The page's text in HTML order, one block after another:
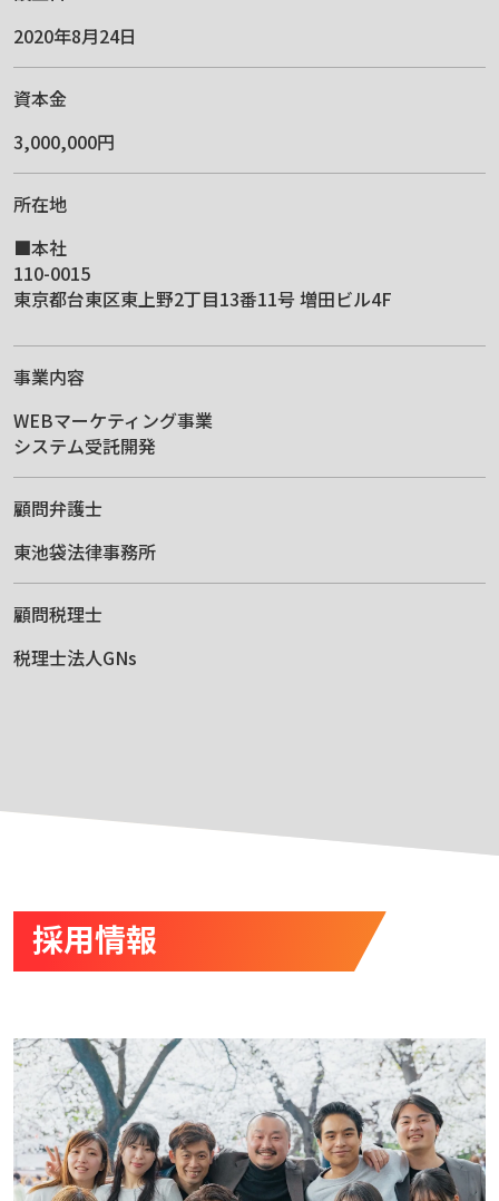
2020年8月24日
資本金
3,000,000円
所在地
■本社
110-0015
東京都台東区東上野2丁目13番11号 増田ビル4F
事業内容
WEBマーケティング事業
システム受託開発
顧問弁護士
東池袋法律事務所
顧問税理士
税理士法人GNs